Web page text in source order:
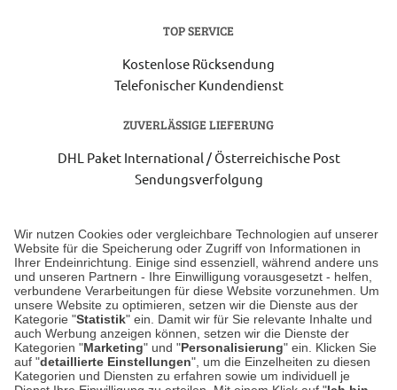
Wir nutzen Cookies oder vergleichbare Technologien auf unserer
Website für die Speicherung oder Zugriff von Informationen in
Ihrer Endeinrichtung. Einige sind essenziell, während andere uns
und unseren Partnern - Ihre Einwilligung vorausgesetzt - helfen,
verbundene Verarbeitungen für diese Website vorzunehmen. Um
unsere Website zu optimieren, setzen wir die Dienste aus der
Kategorie "Statistik" ein. Damit wir für Sie relevante Inhalte und
auch Werbung anzeigen können, setzen wir die Dienste der
Kategorien "Marketing" und "Personalisierung" ein. Klicken Sie
auf "detaillierte Einstellungen", um die Einzelheiten zu diesen
Kategorien und Diensten zu erfahren sowie um individuell je
TOP SERVICE
Kostenlose Rücksendung
Telefonischer Kundendienst
ZUVERLÄSSIGE LIEFERUNG
DHL Paket International / Österreichische Post
Sendungsverfolgung
Unser Geschäft in Meckenheim
Auf dem Steinbüchel 6
53340 Meckenheim
Montag bis Samstag 9:00 Uhr bis 18:00 Uhr